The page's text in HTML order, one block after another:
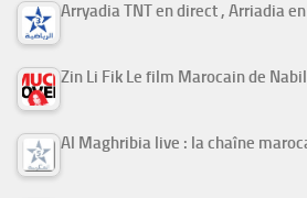
Arryadia TNT en direct , Arriadia
Al Maghribia live : la chaîne